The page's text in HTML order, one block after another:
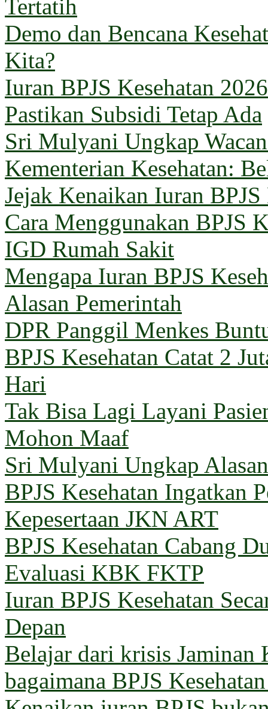
Tertatih
Demo dan Bencana
Kita?
Iuran BPJS Kesehatan
Pastikan Subsidi Tetap Ada
Sri Mulyani Ungkap
Kementerian Kesehatan:
Jejak Kenaikan Iuran
Cara Menggunakan BPJS
IGD Rumah Sakit
Mengapa Iuran BPJS
Alasan Pemerintah
DPR Panggil Menkes
BPJS Kesehatan Catat 2
Hari
Tak Bisa Lagi Layani
Mohon Maaf
Sri Mulyani Ungkap
BPJS Kesehatan Ingatkan
Kepesertaan JKN ART
BPJS Kesehatan Cabang
Evaluasi KBK FKTP
Iuran BPJS Kesehatan
Depan
Belajar dari krisis Jaminan
bagaimana BPJS